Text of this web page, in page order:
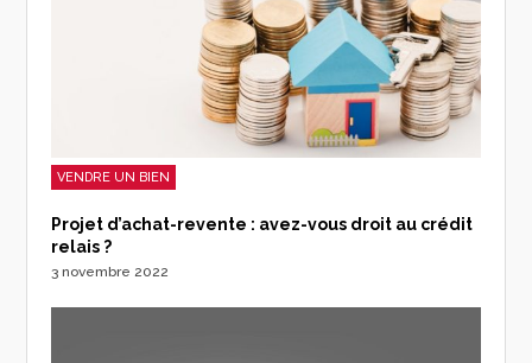
VENDRE UN BIEN
Projet d’achat-revente : avez-vous droit au crédit
relais ?
3 novembre 2022